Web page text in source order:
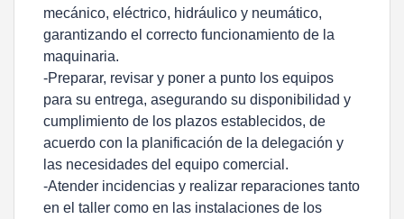
mecánico, eléctrico, hidráulico y neumático,
garantizando el correcto funcionamiento de la
maquinaria.
-Preparar, revisar y poner a punto los equipos
para su entrega, asegurando su disponibilidad y
cumplimiento de los plazos establecidos, de
acuerdo con la planificación de la delegación y
las necesidades del equipo comercial.
-Atender incidencias y realizar reparaciones tanto
en el taller como en las instalaciones de los